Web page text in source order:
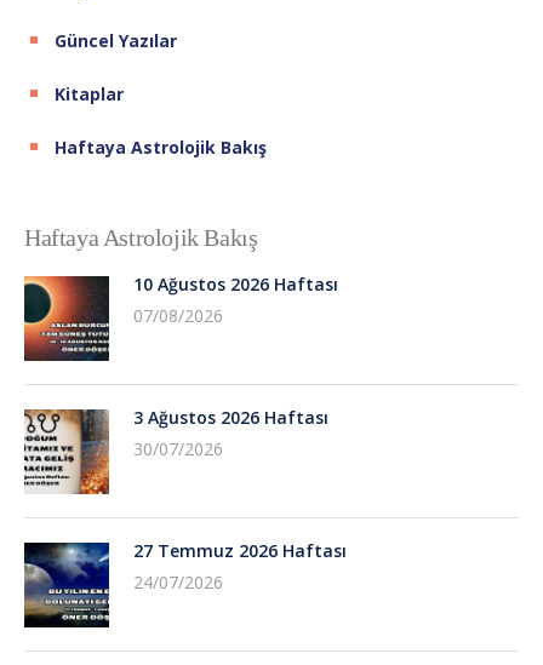
Güncel Yazılar
Kitaplar
Haftaya Astrolojik Bakış
Haftaya Astrolojik Bakış
10 Ağustos 2026 Haftası
07/08/2026
3 Ağustos 2026 Haftası
30/07/2026
27 Temmuz 2026 Haftası
24/07/2026